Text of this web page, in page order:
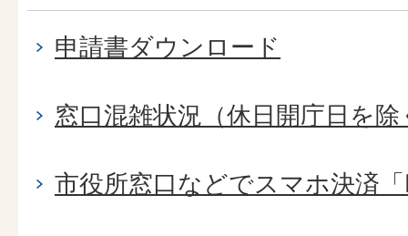
申請書ダウンロード
窓口混雑状況（休日開庁日を除
市役所窓口などでスマホ決済